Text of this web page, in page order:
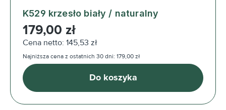
K529 krzesło biały / naturalny
Cena regularna:
179,00 zł
Cena netto: 145,53 zł
Najniższa cena z ostatnich 30 dni: 179,00 zł
Do koszyka